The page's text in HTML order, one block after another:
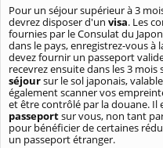
Pour un séjour supérieur à 3
devrez disposer d'un visa. Les
fournies par le Consulat du
dans le pays, enregistrez-vous à
devez fournir un passeport
recevrez ensuite dans les 3
séjoursur le sol japonais,
également scanner vos
et être contrôlé par la douane.
passeportsur vous, non tant
pour bénéficier de certaines
un passeport étranger.